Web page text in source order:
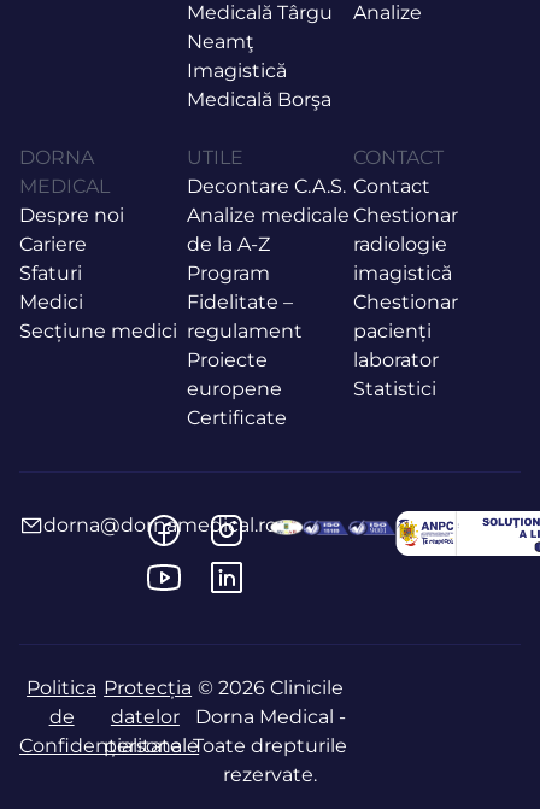
Medicală Târgu
Neamţ
Imagistică
Medicală Borşa
Analize
DORNA
MEDICAL
Despre noi
Cariere
Sfaturi
Medici
Secțiune medici
UTILE
Decontare C.A.S.
Analize medicale
de la A-Z
Program
Fidelitate –
regulament
Proiecte
europene
Certificate
CONTACT
Contact
Chestionar
radiologie
imagistică
Chestionar
pacienți
laborator
Statistici
dorna@dornamedical.ro
Politica
de
Confidențialitate
Protecția
datelor
personale
© 2026 Clinicile
Dorna Medical -
Toate drepturile
rezervate.